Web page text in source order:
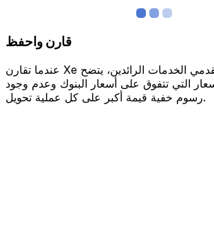
قارن واحفظ
عندما تقارن Xe بالبنوك الرائدة ومقدمي الخدمات الرائدين، يتضح
التي تتفوق على أسعار البنوك وعدم وجود
رسوم خفية قيمة أكبر على كل عملية تحويل.